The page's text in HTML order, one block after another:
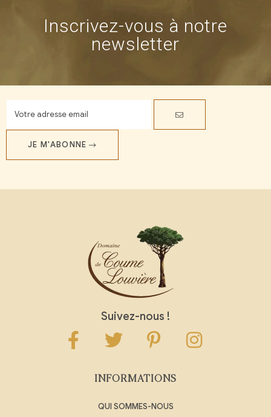
Inscrivez-vous à notre
newsletter
JE M'ABONNE
Suivez-nous !
INFORMATIONS
QUI SOMMES-NOUS